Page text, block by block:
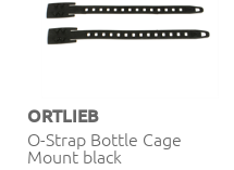
ORTLIEB
O-Strap Bottle Cage
Mount black